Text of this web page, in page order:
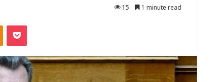
15 1 minute read
Odnoklassniki
Pocket